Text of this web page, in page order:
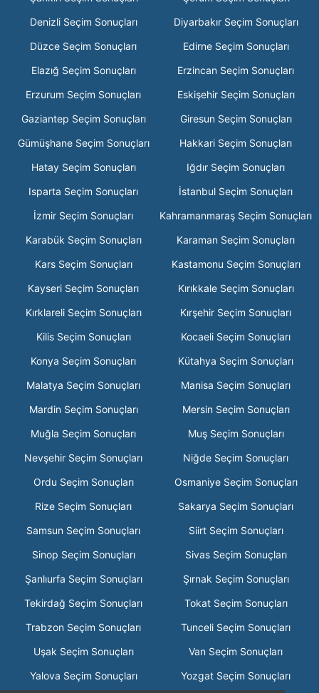
Denizli Seçim Sonuçları
Diyarbakır Seçim Sonuçları
Düzce Seçim Sonuçları
Edirne Seçim Sonuçları
Elazığ Seçim Sonuçları
Erzincan Seçim Sonuçları
Erzurum Seçim Sonuçları
Eskişehir Seçim Sonuçları
Gaziantep Seçim Sonuçları
Giresun Seçim Sonuçları
Gümüşhane Seçim Sonuçları
Hakkari Seçim Sonuçları
Hatay Seçim Sonuçları
Iğdır Seçim Sonuçları
Isparta Seçim Sonuçları
İstanbul Seçim Sonuçları
İzmir Seçim Sonuçları
Kahramanmaraş Seçim Sonuçları
Karabük Seçim Sonuçları
Karaman Seçim Sonuçları
Kars Seçim Sonuçları
Kastamonu Seçim Sonuçları
Kayseri Seçim Sonuçları
Kırıkkale Seçim Sonuçları
Kırklareli Seçim Sonuçları
Kırşehir Seçim Sonuçları
Kilis Seçim Sonuçları
Kocaeli Seçim Sonuçları
Konya Seçim Sonuçları
Kütahya Seçim Sonuçları
Malatya Seçim Sonuçları
Manisa Seçim Sonuçları
Mardin Seçim Sonuçları
Mersin Seçim Sonuçları
Muğla Seçim Sonuçları
Muş Seçim Sonuçları
Nevşehir Seçim Sonuçları
Niğde Seçim Sonuçları
Ordu Seçim Sonuçları
Osmaniye Seçim Sonuçları
Rize Seçim Sonuçları
Sakarya Seçim Sonuçları
Samsun Seçim Sonuçları
Siirt Seçim Sonuçları
Sinop Seçim Sonuçları
Sivas Seçim Sonuçları
Şanlıurfa Seçim Sonuçları
Şırnak Seçim Sonuçları
Tekirdağ Seçim Sonuçları
Tokat Seçim Sonuçları
Trabzon Seçim Sonuçları
Tunceli Seçim Sonuçları
Uşak Seçim Sonuçları
Van Seçim Sonuçları
Yalova Seçim Sonuçları
Yozgat Seçim Sonuçları